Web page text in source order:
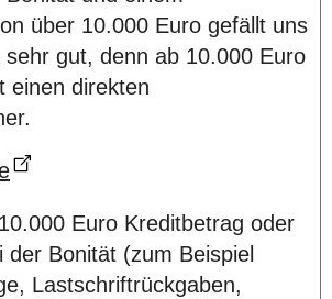
über 10.000 Euro gefällt uns
sehr gut, denn ab 10.000 Euro
einen direkten
Euro Kreditbetrag oder
der Bonität (zum Beispiel
Lastschriftrückgaben,